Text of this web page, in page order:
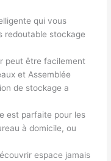
qui vous
redoutable stockage
peut être facilement
et Assemblée
de stockage a
est parfaite pour les
à domicile, ou
espace jamais